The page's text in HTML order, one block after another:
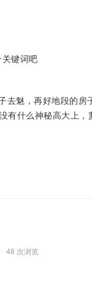
键词吧
去魅，再好地段的房
有什么神秘高大上，
48 次浏览